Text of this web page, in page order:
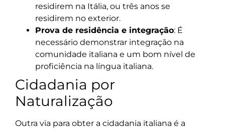
residirem na Itália, ou três anos se
residirem no exterior.
Prova de residência e integração: É
necessário demonstrar integração na
comunidade italiana e um bom nível de
proficiência na língua italiana.
Cidadania por
Naturalização
Outra via para obter a cidadania italiana é a